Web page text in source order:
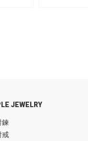
JEWELRY
戒